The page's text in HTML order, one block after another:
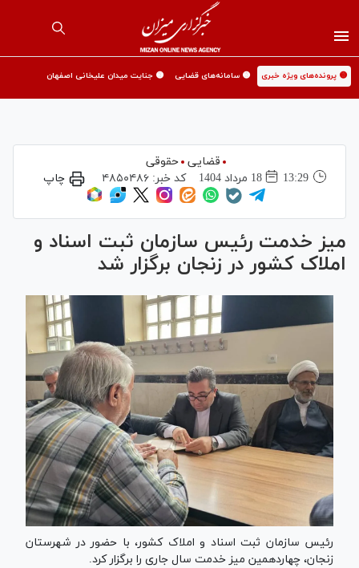
🟡 پرونده‌های ویژه خبری 🟡 سامانه‌های قضایی 🟡 جنایت میدان علیخانی اصفهان
قضایی حقوقی
13:29
18 مرداد 1404 کد خبر:۴۸۵۰۴۸۶ چاپ
میز خدمت رئیس سازمان ثبت اسناد و
املاک کشور در زنجان برگزار شد
رئیس سازمان ثبت اسناد و املاک کشور، با حضور در شهرستان
زنجان، چهاردهمین میز خدمت سال جاری را برگزار کرد.